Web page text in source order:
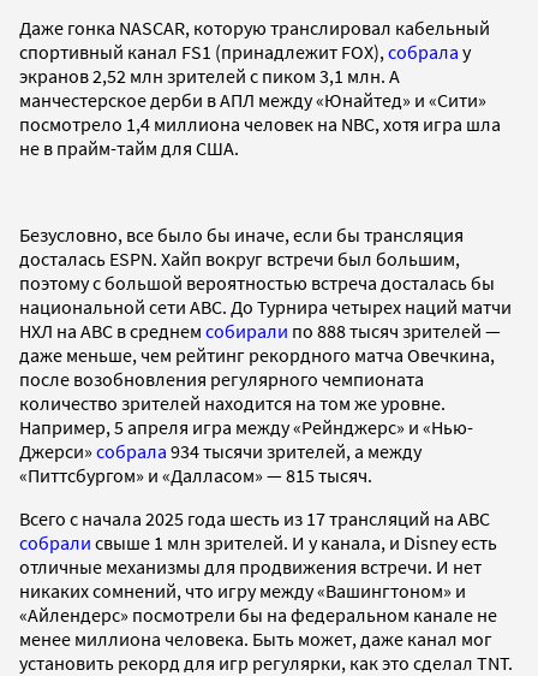
Даже гонка NASCAR, которую транслировал кабельный
спортивный канал FS1 (принадлежит FOX), собрала у
экранов 2,52 млн зрителей с пиком 3,1 млн. А
манчестерское дерби в АПЛ между «Юнайтед» и «Сити»
посмотрело 1,4 миллиона человек на NBC, хотя игра шла
не в прайм-тайм для США.
Безусловно, все было бы иначе, если бы трансляция
досталась ESPN. Хайп вокруг встречи был большим,
поэтому с большой вероятностью встреча досталась бы
национальной сети ABC. До Турнира четырех наций матчи
НХЛ на ABC в среднем собирали по 888 тысяч зрителей —
даже меньше, чем рейтинг рекордного матча Овечкина,
после возобновления регулярного чемпионата
количество зрителей находится на том же уровне.
Например, 5 апреля игра между «Рейнджерс» и «Нью-
Джерси» собрала 934 тысячи зрителей, а между
«Питтсбургом» и «Далласом» — 815 тысяч.
Всего с начала 2025 года шесть из 17 трансляций на ABC
собрали свыше 1 млн зрителей. И у канала, и Disney есть
отличные механизмы для продвижения встречи. И нет
никаких сомнений, что игру между «Вашингтоном» и
«Айлендерс» посмотрели бы на федеральном канале не
менее миллиона человека. Быть может, даже канал мог
установить рекорд для игр регулярки, как это сделал TNT.